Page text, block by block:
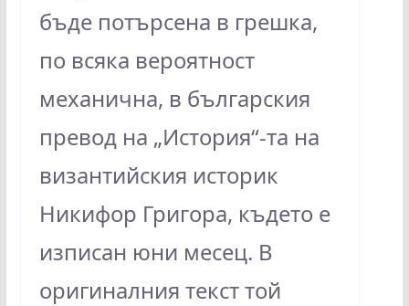
бъде потърсена в грешка,
по всяка вероятност
механична, в българския
превод на „История“-та на
византийския историк
Никифор Григора, където е
изписан юни месец. В
оригиналния текст той